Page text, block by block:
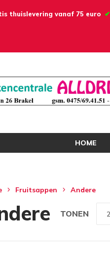
thuislevering vanaf 75 euro ✔
HOME
Fruitsappen Andere
TONEN